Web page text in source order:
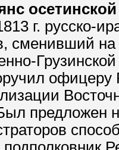
г. русско-
сменивший
офицеру
предложен